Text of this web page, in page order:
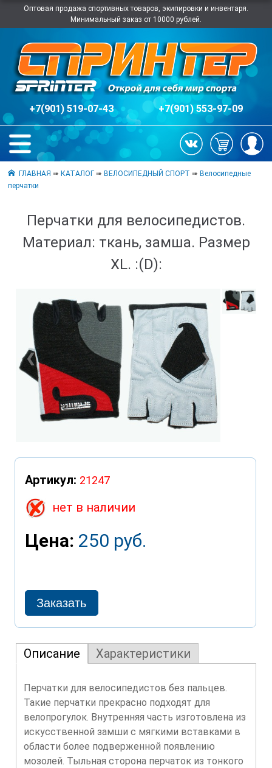
Оптовая продажа спортивных товаров, экипировки и инвентаря.
Минимальный заказ от 10000 рублей.
+7(901) 519-07-43 +7(901) 553-97-09
ГЛАВНАЯ ➠КАТАЛОГ ➠ВЕЛОСИПЕДНЫЙ СПОРТ ➠Велосипедные
перчатки
Перчатки для велосипедистов.
Материал: ткань, замша. Размер
XL. :(D):
❮ ❯
Артикул: 21247
нет в наличии
Цена: 250 руб.
Описание Характеристики
Перчатки для велосипедистов без пальцев.
Такие перчатки прекрасно подходят для
велопрогулок. Внутренняя часть изготовлена из
искусственной замши с мягкими вставками в
области более подверженной появлению
мозолей. Тыльная сторона перчаток из тонкого